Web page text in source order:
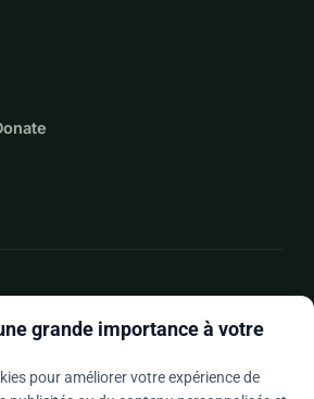
grande importance à votre
pour améliorer votre expérience de